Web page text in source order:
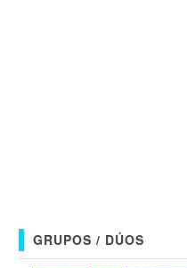
GRUPOS / DÚOS